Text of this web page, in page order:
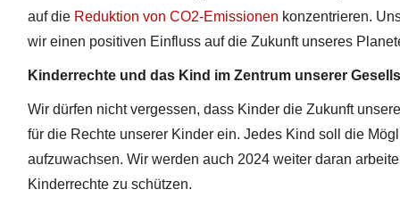
auf die Reduktion von CO2-Emissionen konzentrieren.
wir einen positiven Einfluss auf die Zukunft unseres
Kinderrechte und das Kind im Zentrum unserer
Wir dürfen nicht vergessen, dass Kinder die Zukunft
für die Rechte unserer Kinder ein. Jedes Kind soll die
aufzuwachsen. Wir werden auch 2024 weiter daran
Kinderrechte zu schützen.